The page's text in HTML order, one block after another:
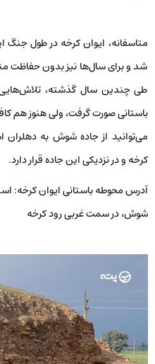
متاسفانه، ایوان کرخه در طول
شد و برای سال‌ها نیز بدون حفاظت
طی چندین سال گذشته،
باستانی صورت گرفت، ولی هنوز هم
می‌توانید از جاده شوش به
کرخه و در نزدیکی این جاده قرار دارد.
آدرس محوطه باستانی ایوان کرخه:
شوش، در سمت غربی رود کرخه